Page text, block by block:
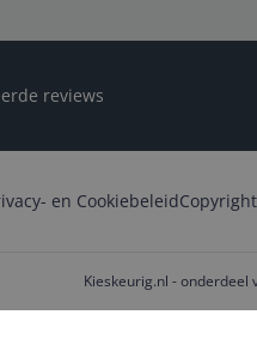
reviews
en CookiebeleidCopyright
Kieskeurig.nl - onderdeel